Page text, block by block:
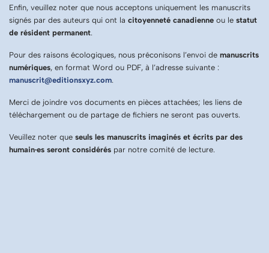
Enfin, veuillez noter que nous acceptons uniquement les manuscrits
signés par des auteurs qui ont la citoyenneté canadienne ou le statut
de résident permanent.
Pour des raisons écologiques, nous préconisons l’envoi de manuscrits
numériques, en format Word ou PDF, à l’adresse suivante :
manuscrit@editionsxyz.com.
Merci de joindre vos documents en pièces attachées; les liens de
téléchargement ou de partage de fichiers ne seront pas ouverts.
Veuillez noter que seuls les manuscrits imaginés et écrits par des
humain·es seront considérés par notre comité de lecture.